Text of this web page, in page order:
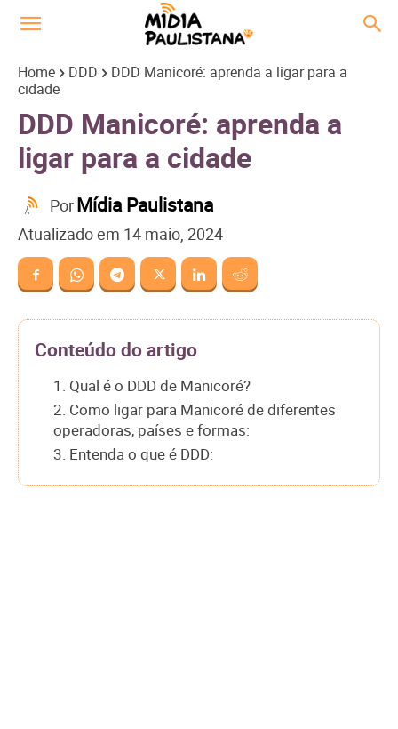
Home DDD
DDD Manicoré: aprenda a ligar para a
cidade
DDD Manicoré: aprenda a
ligar para a cidade
PorMídia Paulistana
Atualizado em 14 maio, 2024
Conteúdo do artigo
1. Qual é o DDD de Manicoré?
2. Como ligar para Manicoré de diferentes
operadoras, países e formas:
3. Entenda o que é DDD: